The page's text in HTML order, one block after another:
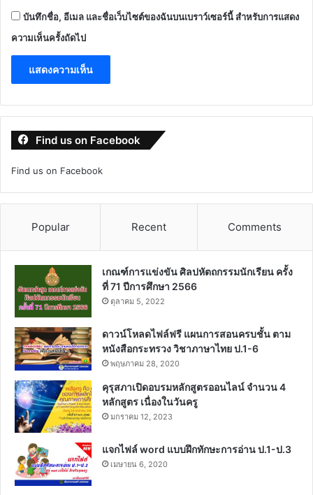
บันทึกชื่อ, อีเมล และชื่อเว็บไซต์ของฉันบนเบราว์เซอร์นี้ สำหรับการแสดง
ความเห็นครั้งถัดไป
Find us on Facebook
Find us on Facebook
Popular Recent Comments
เกณฑ์การแข่งขัน ศิลปหัตถกรรมนักเรียน ครั้ง
ที่ 71 ปีการศึกษา 2566
ตุลาคม 5, 2022
ดาวน์โหลดไฟล์ฟรี แผนการสอนครบชั้น ตาม
หนังสือกระทรวง วิชาภาษาไทย ป.1-6
พฤษภาคม 28, 2020
คุรุสภาเปิดอบรมหลักสูตรออนไลน์ จำนวน 4
หลักสูตร เนื่องในวันครู
มกราคม 12, 2023
แจกไฟล์ word แบบฝึกทักษะการอ่าน ป.1-ป.3
เมษายน 6, 2020